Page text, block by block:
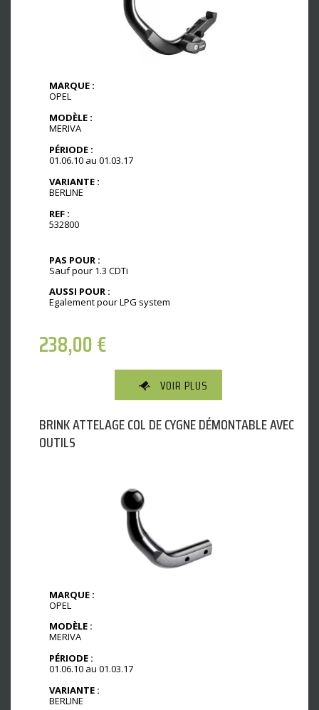
MARQUE :
OPEL
MODÈLE :
MERIVA
PÉRIODE :
01.06.10 au 01.03.17
VARIANTE :
BERLINE
REF :
532800
PAS POUR :
Sauf pour 1.3 CDTi
AUSSI POUR :
Egalement pour LPG system
238,00€
VOIR PLUS
BRINK ATTELAGE COL DE CYGNE DÉMONTABLE AVEC
OUTILS
MARQUE :
OPEL
MODÈLE :
MERIVA
PÉRIODE :
01.06.10 au 01.03.17
VARIANTE :
BERLINE